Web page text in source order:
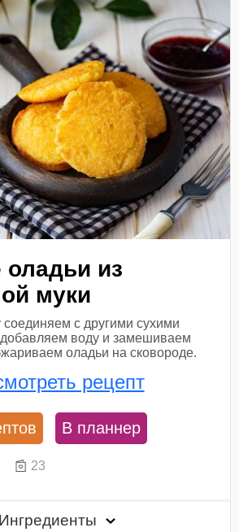
из
муки
соединяем с другими сухими
воду и замешиваем
оладьи на сковороде.
рецепт
В планнер
23
Ингредиенты